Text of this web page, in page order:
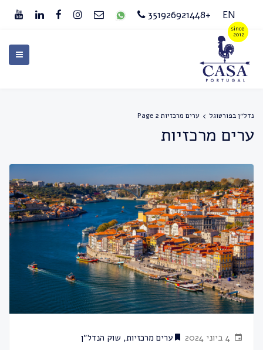
EN
+351926921448
נדל״ן בפורטוגל ערים מרכזיות
ערים מרכזיות
ערים מרכזיות, שוק הנדל״ן